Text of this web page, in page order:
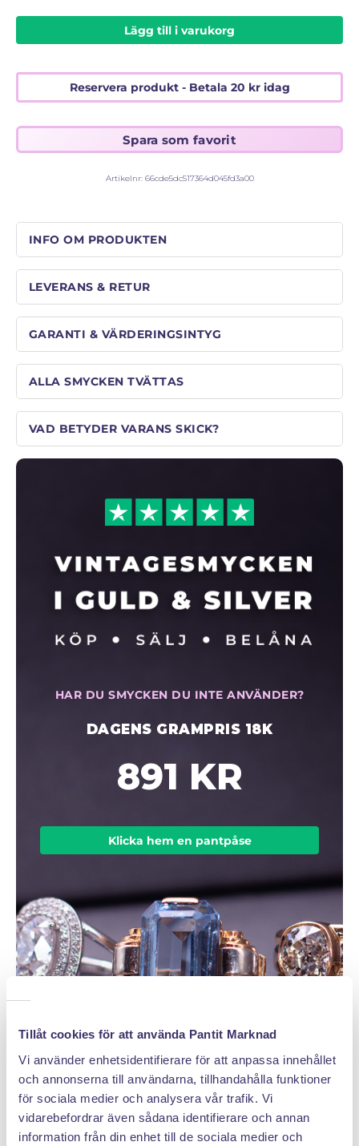
Tillåt cookies för att använda Pantit Marknad
Vi använder enhetsidentifierare för att anpassa innehållet
och annonserna till användarna, tillhandahålla funktioner
för sociala medier och analysera vår trafik. Vi
vidarebefordrar även sådana identifierare och annan
information från din enhet till de sociala medier och
Lägg till i varukorg
Reservera produkt - Betala 20 kridag
Artikelnr: 66cde5dc517364d045fd3a00
INFO OM PRODUKTEN
LEVERANS & RETUR
GARANTI & VÄRDERINGSINTYG
ALLA SMYCKEN TVÄTTAS
VAD BETYDER VARANS SKICK?
HAR DU SMYCKEN DU INTE ANVÄNDER?
DAGENS GRAMPRIS 18K
891 KR
Klicka hem en pantpåse